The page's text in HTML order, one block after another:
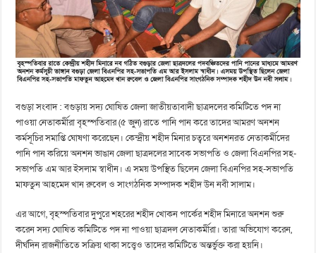
বগুড়া সংবাদ : বগুড়ায় সদ্য ঘোষিত জেলা জাতীয়তাবাদী ছাত্রদলের কমিটিতে পদ না
পাওয়া নেতাকর্মীরা বৃহস্পতিবার (৫ জুন) রাতে পানি পান করে তাদের আমরণ অনশন
কর্মসূচির সমাপ্তি ঘোষণা করেছেন। কেন্দ্রীয় শহীদ মিনার চত্বরে অনশনরত নেতাকর্মীদের
পানি পান করিয়ে অনশন ভাঙান জেলা ছাত্রদলের সাবেক সভাপতি ও জেলা বিএনপির সহ-
সভাপতি এম আর ইসলাম স্বাধীন। এ সময় উপস্থিত ছিলেন জেলা বিএনপির সহ-সভাপতি
মাফতুন আহমেদ খান রুবেল ও সাংগঠনিক সম্পাদক শহীদ উন নবী সালাম।
এর আগে, বৃহস্পতিবার দুপুরে শহরের শহীদ খোকন পার্কের শহীদ মিনারে অনশন শুরু
করেন সদ্য ঘোষিত কমিটিতে পদ না পাওয়া ছাত্রদল নেতাকর্মীরা। তারা অভিযোগ করেন,
দীর্ঘদিন রাজনীতিতে সক্রিয় থাকা সত্ত্বেও তাদের কমিটিতে অন্তর্ভুক্ত করা হয়নি।